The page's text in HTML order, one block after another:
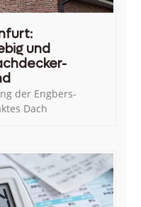
und
der Engbers-
Dach